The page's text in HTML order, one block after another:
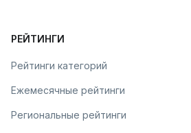
РЕЙТИНГИ
Рейтинги категорий
Ежемесячные рейтинги
Региональные рейтинги